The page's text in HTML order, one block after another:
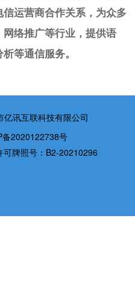
信运营商合作关系，为众多
络推广等行业，提供语
等通信服务。
讯互联科技有限公司
备2020122738号
牌照号：B2-20210296